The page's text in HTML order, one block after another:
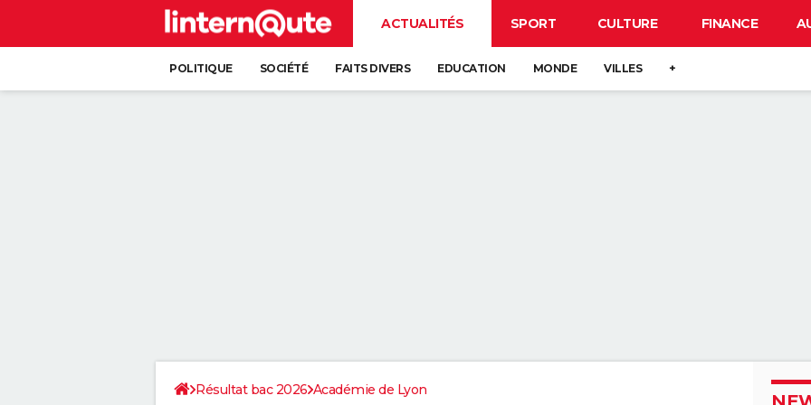
ACTUALITÉS SPORT CULTURE FINANCE
POLITIQUE SOCIÉTÉ FAITS DIVERS EDUCATION MONDE VILLES +
Résultat bac 2026 Académie de Lyon